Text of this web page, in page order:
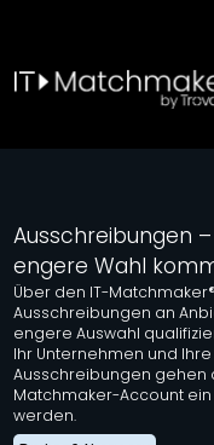
Ausschreibungen
engere Wahl
Über den IT-
Ausschreibungen an
engere Auswahl
Ihr Unternehmen und
Ausschreibungen gehen
Matchmaker-Account
werden.